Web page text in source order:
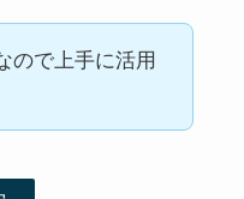
ので上手に活用